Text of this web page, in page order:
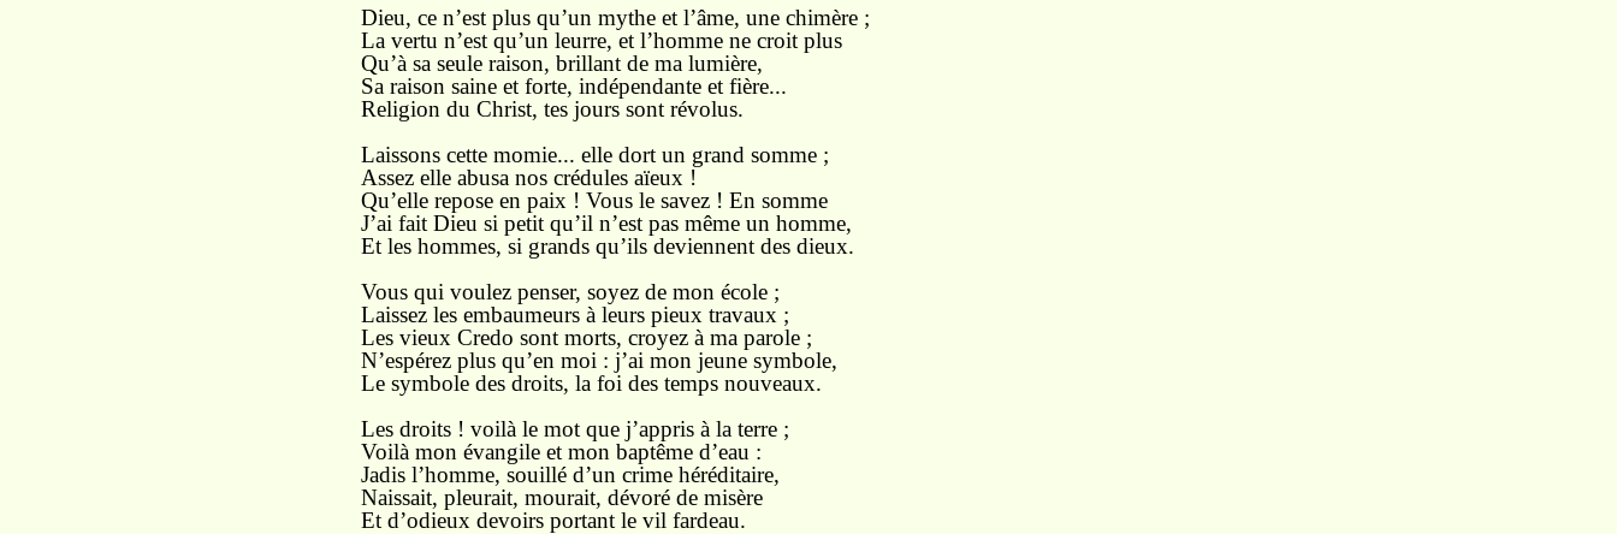
Dieu, ce n’est plus qu’un mythe et l’âme, une chimère ;
La vertu n’est qu’un leurre, et l’homme ne croit plus
Qu’à sa seule raison, brillant de ma lumière,
Sa raison saine et forte, indépendante et fière...
Religion du Christ, tes jours sont révolus.
Laissons cette momie... elle dort un grand somme ;
Assez elle abusa nos crédules aïeux !
Qu’elle repose en paix ! Vous le savez ! En somme
J’ai fait Dieu si petit qu’il n’est pas même un homme,
Et les hommes, si grands qu’ils deviennent des dieux.
Vous qui voulez penser, soyez de mon école ;
Laissez les embaumeurs à leurs pieux travaux ;
Les vieux Credo sont morts, croyez à ma parole ;
N’espérez plus qu’en moi : j’ai mon jeune symbole,
Le symbole des droits, la foi des temps nouveaux.
Les droits ! voilà le mot que j’appris à la terre ;
Voilà mon évangile et mon baptême d’eau :
Jadis l’homme, souillé d’un crime héréditaire,
Naissait, pleurait, mourait, dévoré de misère
Et d’odieux devoirs portant le vil fardeau.